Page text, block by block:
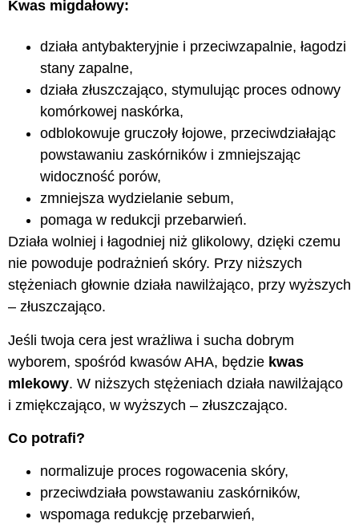
Kwas migdałowy:
działa antybakteryjnie i przeciwzapalnie, łagodzi
stany zapalne,
działa złuszczająco, stymulując proces odnowy
komórkowej naskórka,
odblokowuje gruczoły łojowe, przeciwdziałając
powstawaniu zaskórników i zmniejszając
widoczność porów,
zmniejsza wydzielanie sebum,
pomaga w redukcji przebarwień.
Działa wolniej i łagodniej niż glikolowy, dzięki czemu
nie powoduje podrażnień skóry. Przy niższych
stężeniach głownie działa nawilżająco, przy wyższych
– złuszczająco.
Jeśli twoja cera jest wrażliwa i sucha dobrym
wyborem, spośród kwasów AHA, będzie kwas
mlekowy. W niższych stężeniach działa nawilżająco
i zmiękczająco, w wyższych – złuszczająco.
Co potrafi?
normalizuje proces rogowacenia skóry,
przeciwdziała powstawaniu zaskórników,
wspomaga redukcję przebarwień,